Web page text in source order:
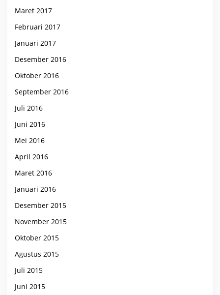
Maret 2017
Februari 2017
Januari 2017
Desember 2016
Oktober 2016
September 2016
Juli 2016
Juni 2016
Mei 2016
April 2016
Maret 2016
Januari 2016
Desember 2015
November 2015
Oktober 2015
Agustus 2015
Juli 2015
Juni 2015